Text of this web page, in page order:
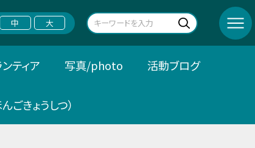
中 大
ティア 写真/photo 活動ブログ
ごきょうしつ）